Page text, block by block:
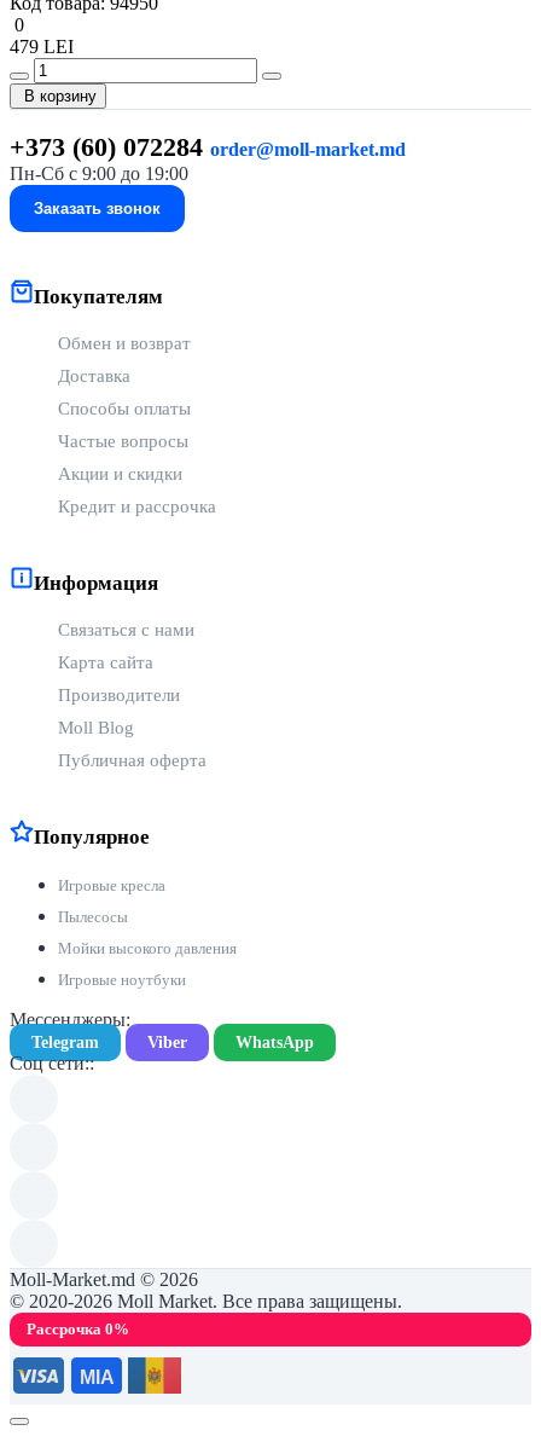
0
479 LEI
В корзину
+373 (60) 072284 order@moll-market.md
Пн-Сб с 9:00 до 19:00
Заказать звонок
Покупателям
Обмен и возврат
Доставка
Способы оплаты
Частые вопросы
Акции и скидки
Кредит и рассрочка
Информация
Связаться с нами
Карта сайта
Производители
Moll Blog
Публичная оферта
Популярное
Игровые кресла
Пылесосы
Мойки высокого давления
Игровые ноутбуки
Мессенджеры:
Telegram Viber WhatsApp
Соц сети::
Moll-Market.md © 2026
© 2020-2026 Moll Market. Все права защищены.
Рассрочка 0%